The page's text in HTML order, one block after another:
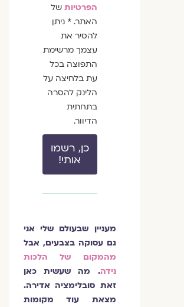
הפרטיותשל
האתר. * ניתן
להסיר את
עצמך מרשימת
התפוצה בכל
עת בלחיצה על
הלינק להסרה
בתחתית
הדיוור.
כן, רשמו
אותי!
מעניין שבעולם שלי אני
גם עסוקה בצבעים, אבל
מהמקום של הלכות
נידה. מה שעשית כאן
זאת סובלימציה אדירה.
מצאת עוד מקומות